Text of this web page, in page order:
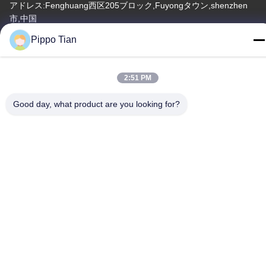
アドレス:Fenghuang西区205ブロック,Fuyongタウン,shenzhen
市,中国
テレ
86--13590447319
Pippo Tian
2:51 PM
Good day, what product are you looking for?